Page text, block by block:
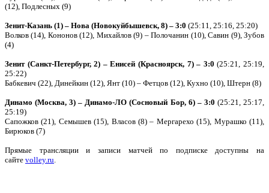
(12), Подлесных (9)
Зенит-Казань (1) – Нова (Новокуйбышевск, 8) – 3:0 (25:11, 25:16, 25:20)
Волков (14), Кононов (12), Михайлов (9) – Полочанин (10), Савин (9), Зубов
(4)
Зенит (Санкт-Петербург, 2) – Енисей (Красноярск, 7) – 3:0 (25:21, 25:19,
25:22)
Бабкевич (22), Динейкин (12), Янт (10) – Фетцов (12), Кухно (10), Штерн (8)
Динамо (Москва, 3) – Динамо-ЛО (Сосновый Бор, 6) – 3:0 (25:21, 25:17,
25:19)
Сапожков (21), Семышев (15), Власов (8) – Мергарехо (15), Мурашко (11),
Бирюков (7)
Прямые трансляции и записи матчей по подписке доступны на
сайте volley.ru